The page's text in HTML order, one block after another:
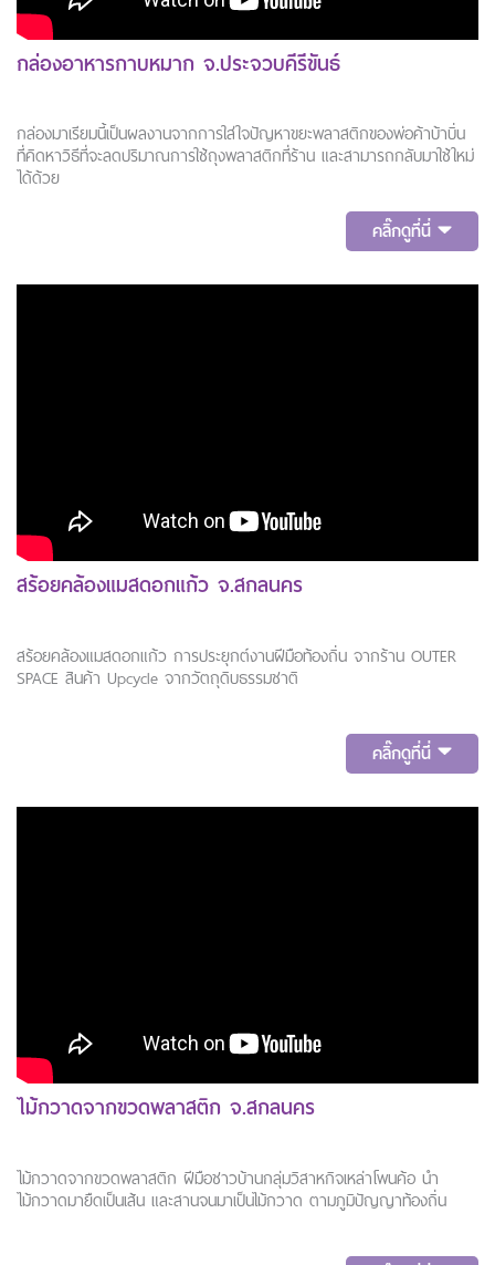
กล่องอาหารกาบหมาก จ.ประจวบคีรีขันธ์
กล่องมาเรียมนี้เป็นผลงานจากการใส่ใจปัญหาขยะพลาสติกของพ่อค้าบ้าบิ่น
ที่คิดหาวิธีที่จะลดปริมาณการใช้ถุงพลาสติกที่ร้าน และสามารถกลับมาใช้ใหม่
ได้ด้วย
คลิ๊กดูที่นี่
สร้อยคล้องแมสดอกแก้ว จ.สกลนคร
สร้อยคล้องแมสดอกแก้ว การประยุกต์งานฝีมือท้องถิ่น จากร้าน OUTER
SPACE สินค้า Upcycle จากวัตถุดิบธรรมชาติ
คลิ๊กดูที่นี่
ไม้กวาดจากขวดพลาสติก จ.สกลนคร
ไม้กวาดจากขวดพลาสติก ฝีมือชาวบ้านกลุ่มวิสาหกิจเหล่าโพนค้อ นำ
ไม้กวาดมายืดเป็นเส้น และสานจนมาเป็นไม้กวาด ตามภูมิปัญญาท้องถิ่น